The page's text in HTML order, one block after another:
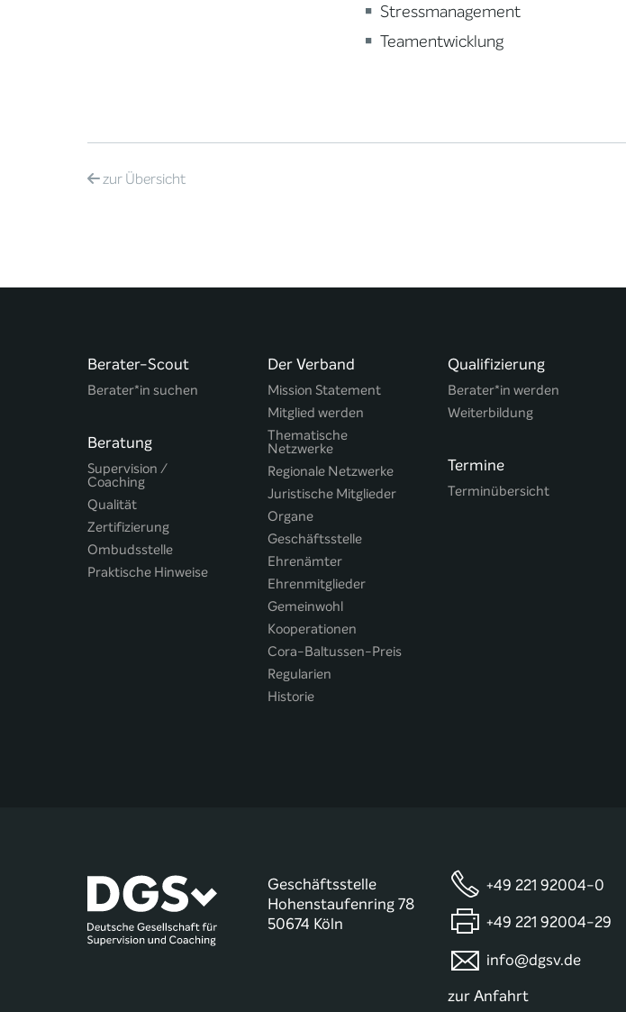
Stressmanagement
Teamentwicklung
zurÜbersicht
Berater-Scout
Berater*in suchen
Beratung
Supervision /
Coaching
Qualität
Zertifizierung
Ombudsstelle
Praktische Hinweise
Der Verband
Mission Statement
Mitglied werden
Thematische
Netzwerke
Regionale Netzwerke
Juristische Mitglieder
Organe
Geschäftsstelle
Ehrenämter
Ehrenmitglieder
Gemeinwohl
Kooperationen
Cora-Baltussen-Preis
Regularien
Historie
Qualifizierung
Berater*in werden
Weiterbildung
Termine
Terminübersicht
Geschäftsstelle
Hohenstaufenring 78
50674 Köln
+49 221 92004-0
+49 221 92004-29
info@dgsv.de
zur Anfahrt